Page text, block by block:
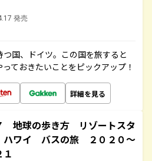
発売
国、ドイツ。この国を旅すると
ておきたいことをピックアップ！
詳細を見る
地球の歩き方 リゾートスタ
ワイ バスの旅 ２０２０～
１